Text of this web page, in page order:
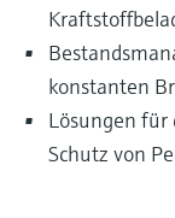
konstanten
Lösungen für
Schutz von